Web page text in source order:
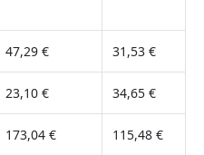
47,29 € 31,53 €
23,10 € 34,65 €
173,04 € 115,48 €